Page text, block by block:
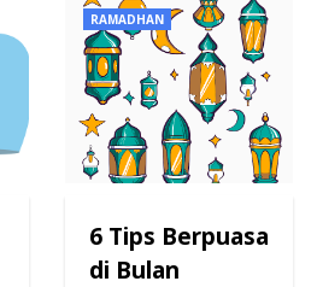
RAMADHAN
6 Tips Berpuasa
di Bulan